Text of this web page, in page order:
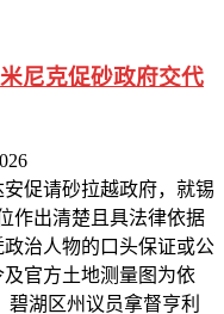
尼克促砂政府交代
促请砂拉越政府，就锡
作出清楚且具法律依据
治人物的口头保证或公
官方土地测量图为依
湖区州议员拿督亨利